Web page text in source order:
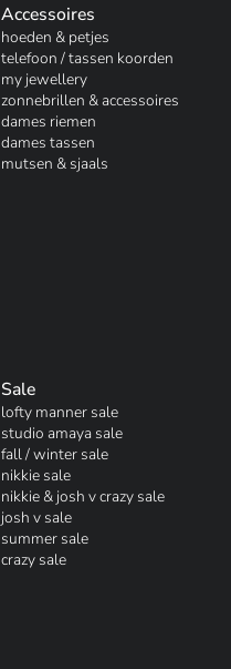
Accessoires
hoeden & petjes
telefoon / tassen koorden
my jewellery
zonnebrillen & accessoires
dames riemen
dames tassen
mutsen & sjaals
Sale
lofty manner sale
studio amaya sale
fall / winter sale
nikkie sale
nikkie & josh v crazy sale
josh v sale
summer sale
crazy sale